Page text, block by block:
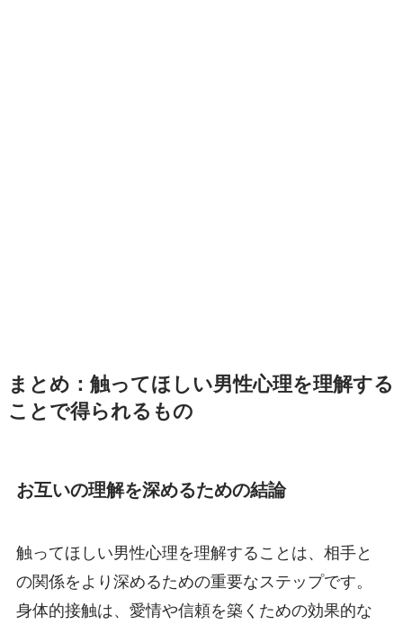
まとめ：触ってほしい男性心理を理解する
ことで得られるもの
お互いの理解を深めるための結論
触ってほしい男性心理を理解することは、相手と
の関係をより深めるための重要なステップです。
身体的接触は、愛情や信頼を築くための効果的な